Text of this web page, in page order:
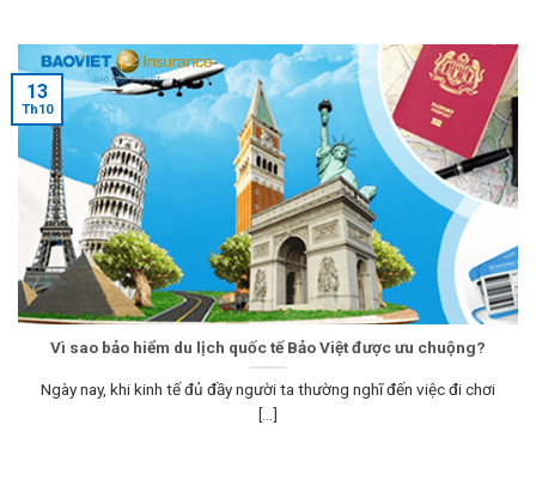
Vì sao bảo hiểm du lịch quốc tế Bảo Việt được ưu chuộng?
Ngày nay, khi kinh tế đủ đầy người ta thường nghĩ đến việc đi chơi
[...]
13
Th10